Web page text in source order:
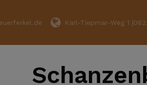
Karl-Tiepmar-Weg 1